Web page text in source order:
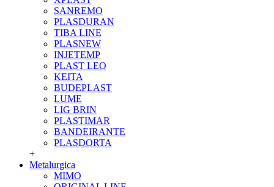
SANREMO
PLASDURAN
TIBA LINE
PLASNEW
INJETEMP
PLAST LEO
KEITA
BUDEPLAST
LUME
LIG BRIN
PLASTIMAR
BANDEIRANTE
PLASDORTA
+
Metalurgica
MIMO